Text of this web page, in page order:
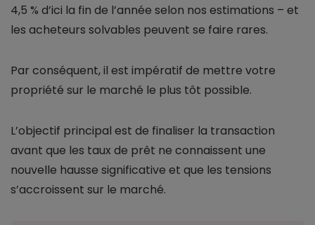
4,5 % d’ici la fin de l’année selon nos estimations – et
les acheteurs solvables peuvent se faire rares.
Par conséquent, il est impératif de mettre votre
propriété sur le marché le plus tôt possible.
L’objectif principal est de finaliser la transaction
avant que les taux de prêt ne connaissent une
nouvelle hausse significative et que les tensions
s’accroissent sur le marché.